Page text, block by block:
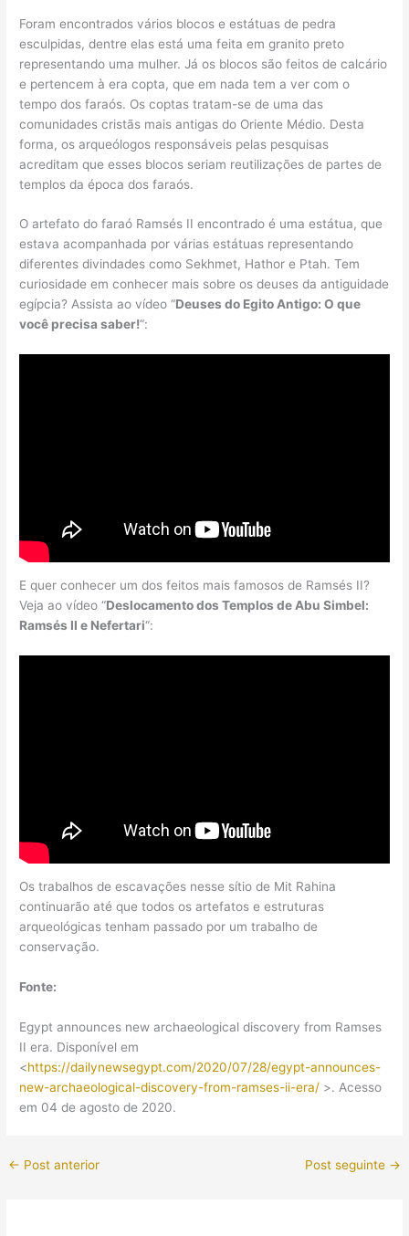
Foram encontrados vários blocos e estátuas de pedra
esculpidas, dentre elas está uma feita em granito preto
representando uma mulher. Já os blocos são feitos de calcário
e pertencem à era copta, que em nada tem a ver com o
tempo dos faraós. Os coptas tratam-se de uma das
comunidades cristãs mais antigas do Oriente Médio. Desta
forma, os arqueólogos responsáveis pelas pesquisas
acreditam que esses blocos seriam reutilizações de partes de
templos da época dos faraós.
O artefato do faraó Ramsés II encontrado é uma estátua, que
estava acompanhada por várias estátuas representando
diferentes divindades como Sekhmet, Hathor e Ptah. Tem
curiosidade em conhecer mais sobre os deuses da antiguidade
egípcia? Assista ao vídeo “Deuses do Egito Antigo: O que
você precisa saber!“:
E quer conhecer um dos feitos mais famosos de Ramsés II?
Veja ao vídeo “Deslocamento dos Templos de Abu Simbel:
Ramsés II e Nefertari“:
Os trabalhos de escavações nesse sítio de Mit Rahina
continuarão até que todos os artefatos e estruturas
arqueológicas tenham passado por um trabalho de
conservação.
Fonte:
Egypt announces new archaeological discovery from Ramses
II era. Disponível em
<https://dailynewsegypt.com/2020/07/28/egypt-announces-
new-archaeological-discovery-from-ramses-ii-era/ >. Acesso
em 04 de agosto de 2020.
← Post anterior Post seguinte →